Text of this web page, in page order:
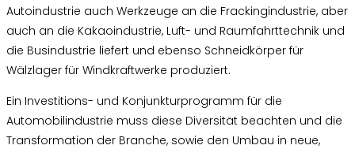
Autoindustrie auch Werkzeuge an die Frackingindustrie, aber
auch an die Kakaoindustrie, Luft- und Raumfahrttechnik und
die Busindustrie liefert und ebenso Schneidkörper für
Wälzlager für Windkraftwerke produziert.
Ein Investitions- und Konjunkturprogramm für die
Automobilindustrie muss diese Diversität beachten und die
Transformation der Branche, sowie den Umbau in neue,